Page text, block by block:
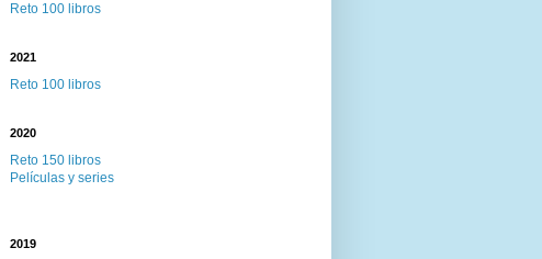
Reto 100 libros
2021
Reto 100 libros
2020
Reto 150 libros
Películas y series
2019